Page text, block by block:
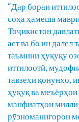
“Дар бораи
соҳа ҳамеша
Тоҷикистон
аст ва бо ин
таъмини ҳуқуқу
иттилоотӣ,
тавзеҳи қонунҳо,
ҳуқуқ ва
манфиатҳои
рӯзноманигорон